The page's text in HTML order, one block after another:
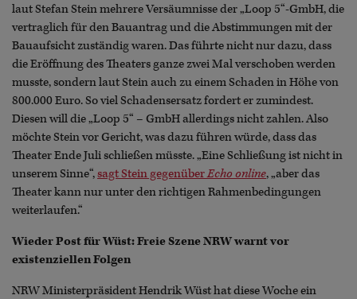
laut Stefan Stein mehrere Versäumnisse der „Loop 5“-GmbH, die
vertraglich für den Bauantrag und die Abstimmungen mit der
Bauaufsicht zuständig waren. Das führte nicht nur dazu, dass
die Eröffnung des Theaters ganze zwei Mal verschoben werden
musste, sondern laut Stein auch zu einem Schaden in Höhe von
800.000 Euro. So viel Schadensersatz fordert er zumindest.
Diesen will die „Loop 5“ – GmbH allerdings nicht zahlen. Also
möchte Stein vor Gericht, was dazu führen würde, dass das
Theater Ende Juli schließen müsste. „Eine Schließung ist nicht in
unserem Sinne“,sagt Stein gegenüberEcho online, „aber das
Theater kann nur unter den richtigen Rahmenbedingungen
weiterlaufen.“
Wieder Post für Wüst: Freie Szene NRW warnt vor
existenziellen Folgen
NRW Ministerpräsident Hendrik Wüst hat diese Woche ein